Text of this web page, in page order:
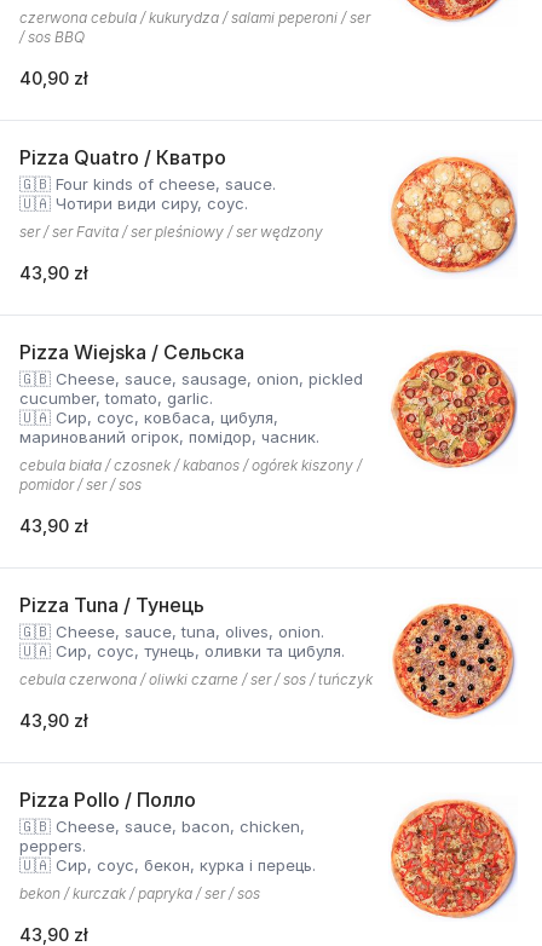
czerwona cebula / kukurydza / salami peperoni / ser
/ sos BBQ
40,90 zł
Pizza Quatro / Кватро
🇬🇧 Four kinds of cheese, sauce.
🇺🇦 Чотири види сиру, соус.
ser / ser Favita / ser pleśniowy / ser wędzony
43,90 zł
Pizza Wiejska / Сельска
🇬🇧 Cheese, sauce, sausage, onion, pickled
cucumber, tomato, garlic.
🇺🇦 Сир, соус, ковбаса, цибуля,
маринований огірок, помідор, часник.
cebula biała / czosnek / kabanos / ogórek kiszony /
pomidor / ser / sos
43,90 zł
Pizza Tuna / Тунець
🇬🇧 Cheese, sauce, tuna, olives, onion.
🇺🇦 Сир, соус, тунець, оливки та цибуля.
cebula czerwona / oliwki czarne / ser / sos / tuńczyk
43,90 zł
Pizza Pollo / Полло
🇬🇧 Cheese, sauce, bacon, chicken,
peppers.
🇺🇦 Сир, соус, бекон, курка і перець.
bekon / kurczak / papryka / ser / sos
43,90 zł